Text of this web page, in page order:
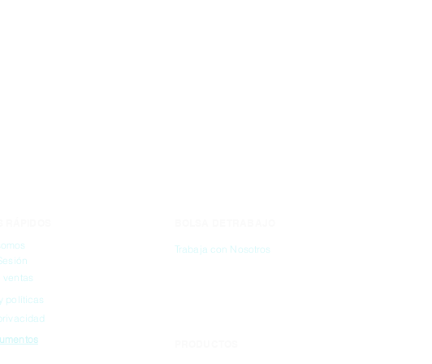
ventas
políticas
Trabaja con Nosotros